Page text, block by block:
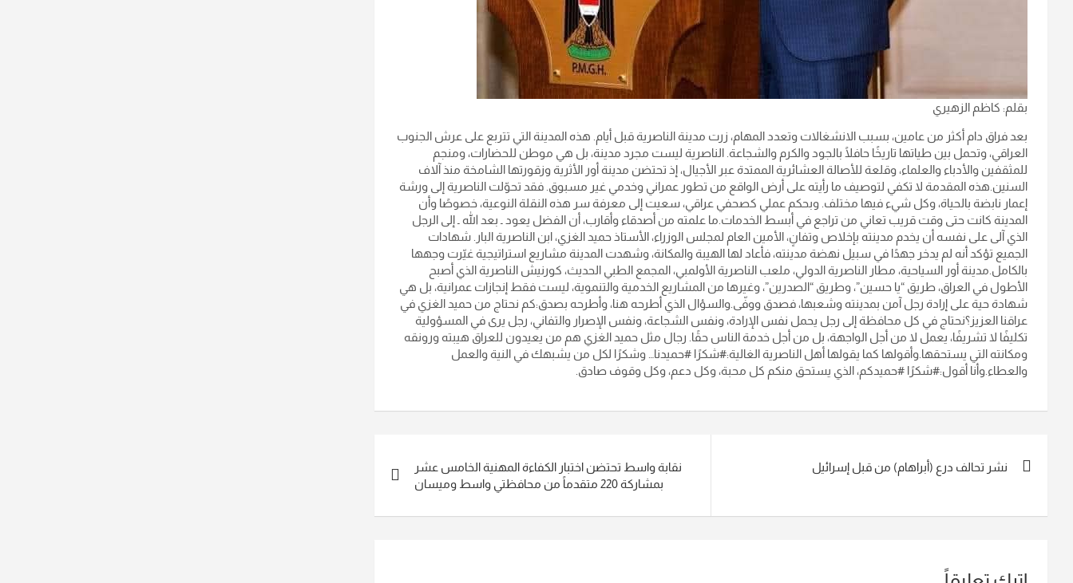
بقلم: كاظم الزهيري
بعد فراق دام أكثر من عامين، بسبب الانشغالات وتعدد المهام، زرت مدينة الناصرية قبل أيام. هذه المدينة التي تتربع على عرش الجنوب
العراقي، وتحمل بين طياتها تاريخًا حافلًا بالجود والكرم والشجاعة. الناصرية ليست مجرد مدينة، بل هي موطن للحضارات، ومنجم
للمثقفين والأدباء والعلماء، وقلعة للأصالة العشائرية الممتدة عبر الأجيال، إذ تحتضن مدينة أور الأثرية وزقورتها الشامخة منذ آلاف
السنين.هذه المقدمة لا تكفي لتوصيف ما رأيته على أرض الواقع من تطور عمراني وخدمي غير مسبوق. فقد تحوّلت الناصرية إلى ورشة
إعمار نابضة بالحياة، وكل شيء فيها مختلف. وبحكم عملي كصحفي عراقي، سعيت إلى معرفة سر هذه النقلة النوعية، خصوصًا وأن
المدينة كانت حتى وقت قريب تعاني من تراجع في أبسط الخدمات.ما علمته من أصدقاء وأقارب، أن الفضل يعود ـ بعد الله ـ إلى الرجل
الذي آلى على نفسه أن يخدم مدينته بإخلاص وتفانٍ، الأمين العام لمجلس الوزراء، الأستاذ حميد الغزي، ابن الناصرية البار. شهادات
الجميع تؤكد أنه لم يدخر جهدًا في سبيل نهضة مدينته، فأعاد لها الهيبة والمكانة، وشهدت المدينة مشاريع استراتيجية غيّرت وجهها
بالكامل.مدينة أور السياحية، مطار الناصرية الدولي، ملعب الناصرية الأولمبي، المجمع الطبي الحديث، كورنيش الناصرية الذي أصبح
الأطول في العراق، طريق “يا حسين”، وطريق “الصدرين”، وغيرها من المشاريع الخدمية والتنموية، ليست فقط إنجازات عمرانية، بل هي
شهادة حية على إرادة رجل آمن بمدينته وشعبها، فصدق ووفّى.والسؤال الذي أطرحه هنا، وأطرحه بصدق:كم نحتاج من حميد الغزي في
عراقنا العزيز؟نحتاج في كل محافظة إلى رجل يحمل نفس الإرادة، ونفس الشجاعة، ونفس الإصرار والتفاني، رجل يرى في المسؤولية
تكليفًا لا تشريفًا، يعمل لا من أجل الواجهة، بل من أجل خدمة الناس حقًا. رجال مثل حميد الغزي هم من يعيدون للعراق هيبته ورونقه
ومكانته التي يستحقها.وأقولها كما يقولها أهل الناصرية الغالية:#شكرًا #حميدنا… وشكرًا لكل من يشبهك في النية والعمل
والعطاء.وأنا أقول:#شكرًا #حميدكم، الذي يستحق منكم كل محبة، وكل دعم، وكل وقوف صادق.
المقالات
نشر تحالف درع (أبراهام) من قبل إسرائيل
نقابة واسط تحتضن اختبار الكفاءة المهنية الخامس عشر
بمشاركة 220 متقدماً من محافظتي واسط وميسان